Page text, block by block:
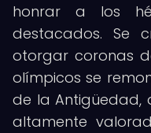
honrar a los
destacados. Se
otorgar coronas
olímpicos se
de la Antigüedad,
altamente